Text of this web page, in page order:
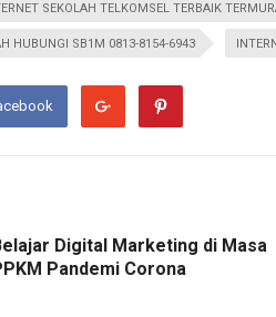
SEKOLAH TELKOMSEL TERBAIK
HUBUNGI SB1M 0813-8154-6943
Digital Marketing di Masa
Pandemi Corona